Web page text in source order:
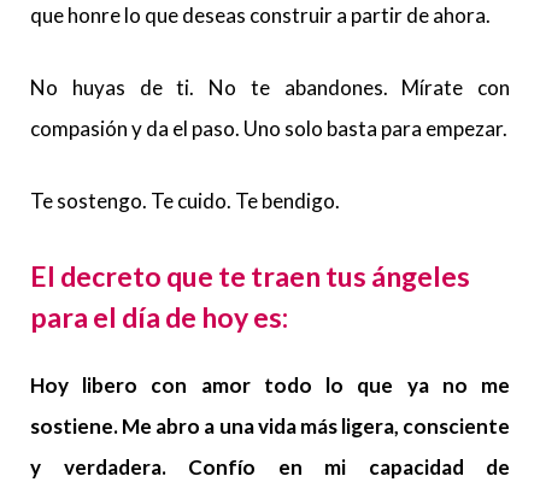
que honre lo que deseas construir a partir de ahora.
No huyas de ti. No te abandones. Mírate con
compasión y da el paso. Uno solo basta para empezar.
Te sostengo. Te cuido. Te bendigo.
El decreto que te traen tus ángeles
para el día de hoy es:
Hoy libero con amor todo lo que ya no me
sostiene. Me abro a una vida más ligera, consciente
y verdadera. Confío en mi capacidad de